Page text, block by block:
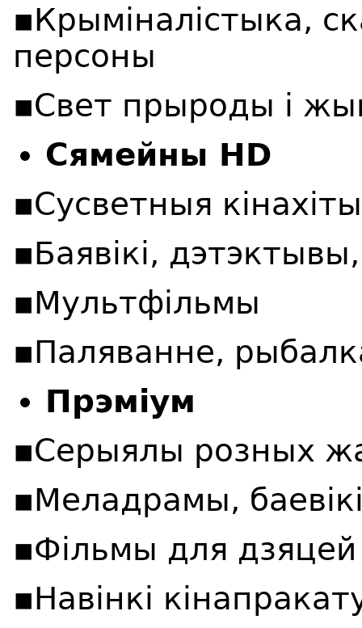
▪️Крыміналістыка,
персоны
▪️Свет прыроды і
Сямейны HD
▪️Сусветныя кінахіты
▪️Баявікі,
▪️Мультфільмы
▪️Паляванне,
Прэміум
▪️Серыялы розных
▪️Меладрамы,
▪️Фільмы для дзяцей
▪️Навінкі